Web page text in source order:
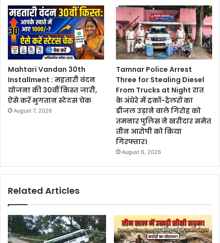
Mahtari Vandan 30th
Installment : महतारी वंदन
योजना की 30वीं किस्त जारी,
ऐसे करें भुगतान स्टेटस चेक
August 7, 2026
Tamnar Police Arrest
Three for Stealing Diesel
From Trucks at Night रात
के अंधेरे में ट्रकों-ट्रेलरों का
डीजल उड़ाने वाले गिरोह को
तमनार पुलिस ने खरीदार समेत
तीन आरोपी को किया
गिरफ्तार।
August 6, 2026
Related Articles